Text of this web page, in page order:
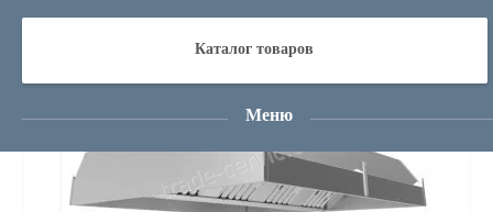
Каталог товаров
Меню
АК-193